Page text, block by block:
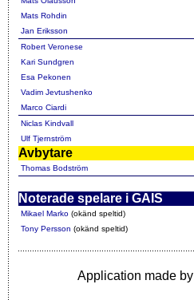
Mats Rohdin
Jan Eriksson
Robert Veronese
Kari Sundgren
Esa Pekonen
Vadim Jevtushenko
Marco Ciardi
Niclas Kindvall
Ulf Tjernström
Avbytare
Thomas Bodström
Noterade spelare i GAIS
Mikael Marko (okänd speltid)
Tony Persson (okänd speltid)
Application made by